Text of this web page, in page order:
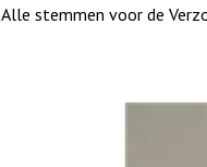
11 VAN ORANJE
Alle stemmen voor de